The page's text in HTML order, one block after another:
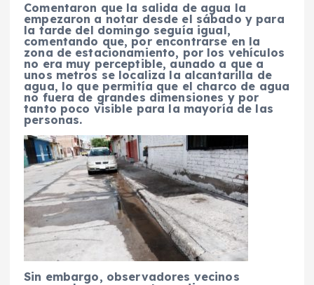
Comentaron que la salida de agua la
empezaron a notar desde el sábado y para
la tarde del domingo seguía igual,
comentando que, por encontrarse en la
zona de estacionamiento, por los vehículos
no era muy perceptible, aunado a que a
unos metros se localiza la alcantarilla de
agua, lo que permitía que el charco de agua
no fuera de grandes dimensiones y por
tanto poco visible para la mayoría de las
personas.
Sin embargo, observadores vecinos